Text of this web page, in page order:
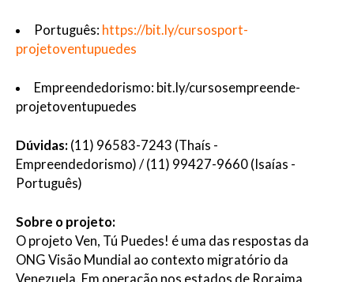
Português: https://bit.ly/cursosport-
projetoventupuedes
Empreendedorismo: bit.ly/cursosempreende-
projetoventupuedes
Dúvidas: (11) 96583-7243 (Thaís -
Empreendedorismo) / (11) 99427-9660 (Isaías -
Português)
Sobre o projeto:
O projeto Ven, Tú Puedes! é uma das respostas da
ONG Visão Mundial ao contexto migratório da
Venezuela. Em operação nos estados de Roraima,